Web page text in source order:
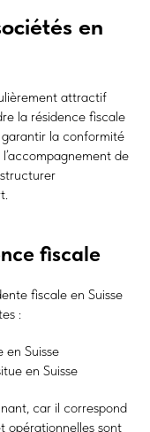
en
attractif
la résidence fiscale
garantir la conformité
de
fiscale
fiscale en Suisse
:
en Suisse
en Suisse
car il correspond
opérationnelles sont